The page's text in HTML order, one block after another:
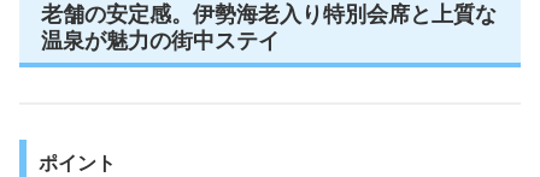
老舗の安定感。伊勢海老入り特別会席と上質な
温泉が魅力の街中ステイ
ポイント